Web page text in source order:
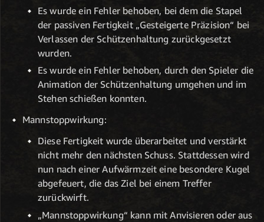
Es wurde ein Fehler behoben, bei dem die Stapel
der passiven Fertigkeit „Gesteigerte Präzision“ bei
Verlassen der Schützenhaltung zurückgesetzt
wurden.
Es wurde ein Fehler behoben, durch den Spieler die
Animation der Schützenhaltung umgehen und im
Stehen schießen konnten.
Mannstoppwirkung:
Diese Fertigkeit wurde überarbeitet und verstärkt
nicht mehr den nächsten Schuss. Stattdessen wird
nun nach einer Aufwärmzeit eine besondere Kugel
abgefeuert, die das Ziel bei einem Treffer
zurückwirft.
„Mannstoppwirkung“ kann mit Anvisieren oder aus